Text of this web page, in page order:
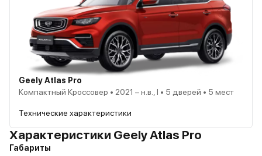
Geely Atlas Pro
Компактный Кроссовер • 2021 – н.в., I • 5 дверей • 5 мест
Технические характеристики
Характеристики Geely Atlas Pro
Габариты